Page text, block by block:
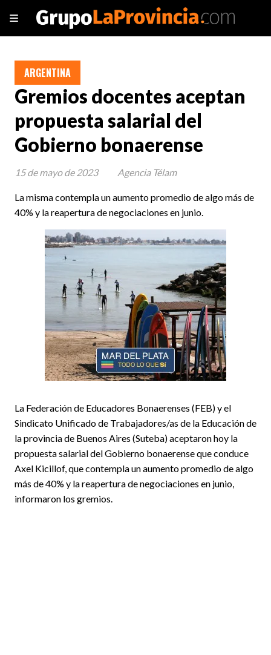
Gremios docentes aceptan
propuesta salarial del
Gobierno bonaerense
La misma contempla un aumento promedio de algo más de
40% y la reapertura de negociaciones en junio.
ARGENTINA
15 de mayo de 2023 Agencia Télam
La Federación de Educadores Bonaerenses (FEB) y el
Sindicato Unificado de Trabajadores/as de la Educación de
la provincia de Buenos Aires (Suteba) aceptaron hoy la
propuesta salarial del Gobierno bonaerense que conduce
Axel Kicillof, que contempla un aumento promedio de algo
más de 40% y la reapertura de negociaciones en junio,
informaron los gremios.